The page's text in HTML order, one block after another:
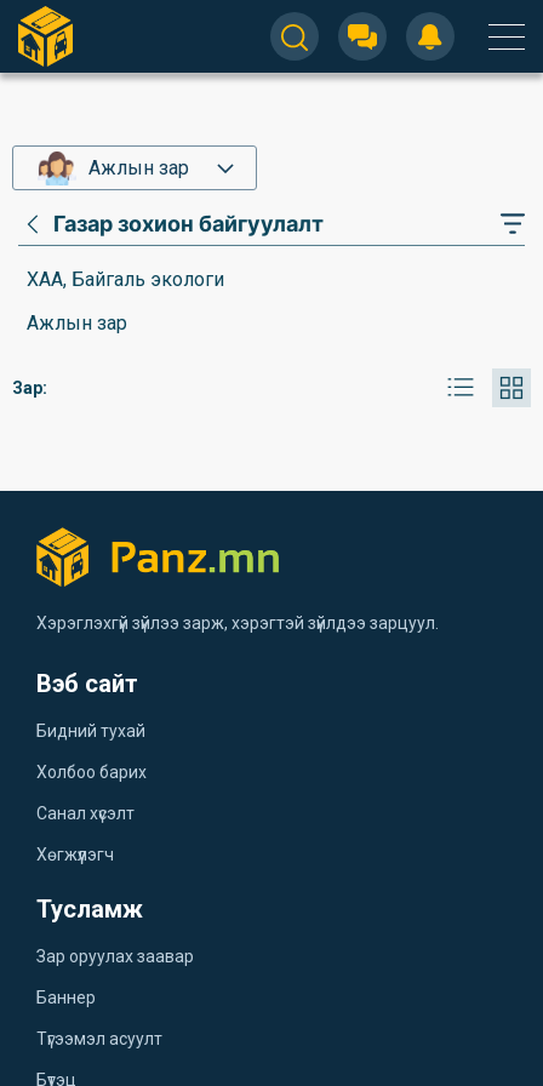
Ажлын зар
Газар зохион байгуулалт
ХАА, Байгаль экологи
Ажлын зар
Зар:
Хэрэглэхгүй зүйлээ зарж, хэрэгтэй зүйлдээ зарцуул.
Вэб сайт
Бидний тухай
Холбоо барих
Санал хүсэлт
Хөгжүүлэгч
Тусламж
Зар оруулах заавар
Баннер
Түгээмэл асуулт
Бүтэц